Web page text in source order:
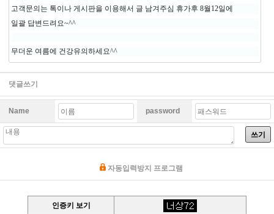
고객문의는 톡이나 게시판을 이용해서 글 남겨주심 휴가후 8월12일에
일괄 답변드려요~^^
무더운 여름에 건강유의하세요^^
댓글쓰기
Name password
쓰기
자동입력방지 프로그램
인증키 보기